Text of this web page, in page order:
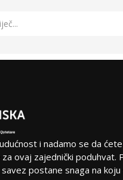
i nadamo se da
ovaj zajednički poduhvat.
postane snaga na koju